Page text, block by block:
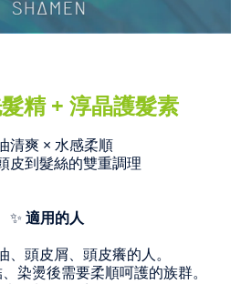
精 + 淳晶護髮素
清爽 × 水感柔順
到髮絲的雙重調理
✨ 適用的人
、頭皮屑、頭皮癢的人。
染燙後需要柔順呵護的族群。